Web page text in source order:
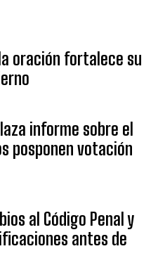
oración fortalece su
informe sobre el
posponen votación
al Código Penal y
antes de